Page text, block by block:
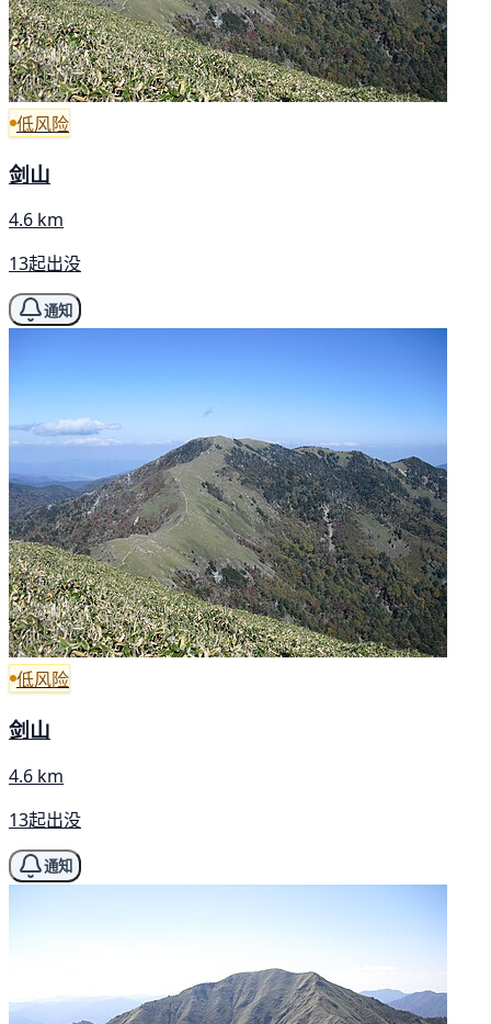
低风险
剑山
4.6 km
13起出没
通知
低风险
剑山
4.6 km
13起出没
通知